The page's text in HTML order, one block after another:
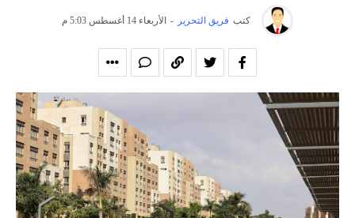
كتب فريق التحرير - الأربعاء 14 أغسطس 5:03 م